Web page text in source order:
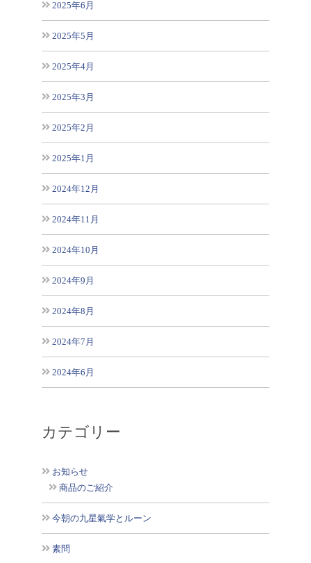
2025年6月
2025年5月
2025年4月
2025年3月
2025年2月
2025年1月
2024年12月
2024年11月
2024年10月
2024年9月
2024年8月
2024年7月
2024年6月
カテゴリー
お知らせ
商品のご紹介
今朝の九星氣学とルーン
素問